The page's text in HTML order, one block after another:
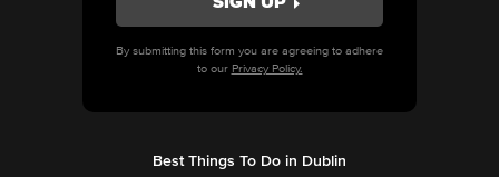
By submitting this form you are agreeing to adhere
to our Privacy Policy.
Best Things To Do in Dublin